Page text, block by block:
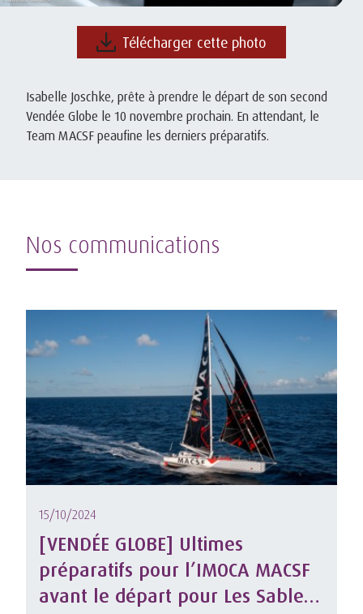
Télécharger cette photo
Isabelle Joschke, prête à prendre le départ de son second
Vendée Globe le 10 novembre prochain. En attendant, le
Team MACSF peaufine les derniers préparatifs.
Nos communications
15/10/2024
[VENDÉE GLOBE] Ultimes
préparatifs pour l’IMOCA MACSF
avant le départ pour Les Sables